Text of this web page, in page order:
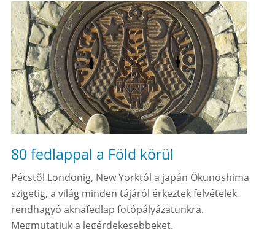
80 fedlappal a Föld körül
Pécstől Londonig, New Yorktól a japán Ökunoshima
szigetig, a világ minden tájáról érkeztek felvételek
rendhagyó aknafedlap fotópályázatunkra.
Megmutatjuk a legérdekesebbeket.